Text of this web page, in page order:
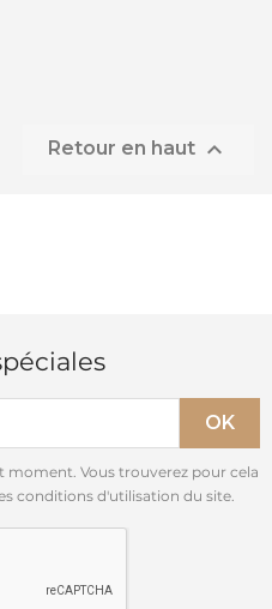
Retour en haut 
moment. Vous trouverez pour cela
conditions d'utilisation du site.